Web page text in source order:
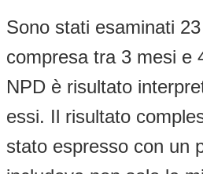
Sono stati esaminati
compresa tra 3 mesi e
NPD è risultato
essi. Il risultato
stato espresso con un